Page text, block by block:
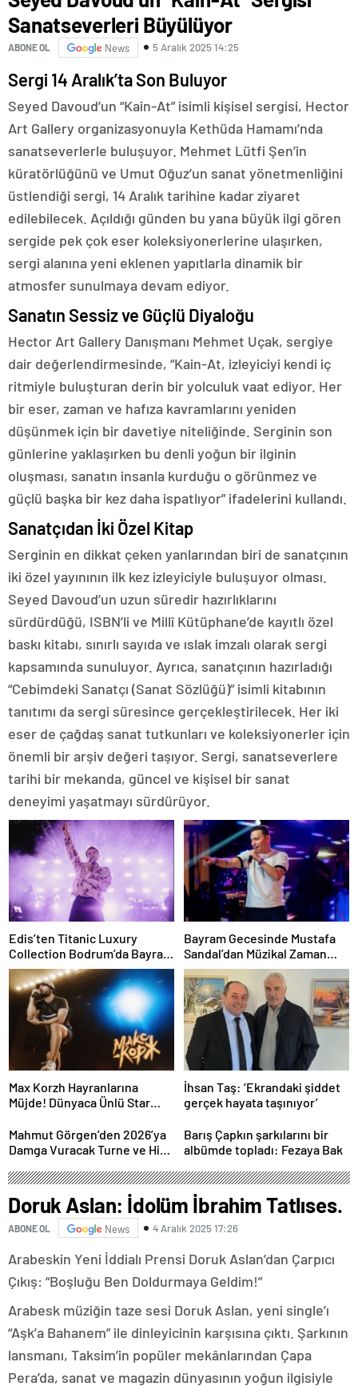
Sanatseverleri Büyülüyor
ABONE OL News 5 Aralık 2025 14:25
Sergi 14 Aralık’ta Son Buluyor
Seyed Davoud’un “Kain-At” isimli kişisel sergisi, Hector
Art Gallery organizasyonuyla Kethüda Hamamı’nda
sanatseverlerle buluşuyor. Mehmet Lütfi Şen’in
küratörlüğünü ve Umut Oğuz’un sanat yönetmenliğini
üstlendiği sergi, 14 Aralık tarihine kadar ziyaret
edilebilecek. Açıldığı günden bu yana büyük ilgi gören
sergide pek çok eser koleksiyonerlerine ulaşırken,
sergi alanına yeni eklenen yapıtlarla dinamik bir
atmosfer sunulmaya devam ediyor.
Sanatın Sessiz ve Güçlü Diyaloğu
Hector Art Gallery Danışmanı Mehmet Uçak, sergiye
dair değerlendirmesinde, “Kain-At, izleyiciyi kendi iç
ritmiyle buluşturan derin bir yolculuk vaat ediyor. Her
bir eser, zaman ve hafıza kavramlarını yeniden
düşünmek için bir davetiye niteliğinde. Serginin son
günlerine yaklaşırken bu denli yoğun bir ilginin
oluşması, sanatın insanla kurduğu o görünmez ve
güçlü başka bir kez daha ispatlıyor” ifadelerini kullandı.
Sanatçıdan İki Özel Kitap
Serginin en dikkat çeken yanlarından biri de sanatçının
iki özel yayınının ilk kez izleyiciyle buluşuyor olması.
Seyed Davoud’un uzun süredir hazırlıklarını
sürdürdüğü, ISBN’li ve Millî Kütüphane’de kayıtlı özel
baskı kitabı, sınırlı sayıda ve ıslak imzalı olarak sergi
kapsamında sunuluyor. Ayrıca, sanatçının hazırladığı
“Cebimdeki Sanatçı (Sanat Sözlüğü)” isimli kitabının
tanıtımı da sergi süresince gerçekleştirilecek. Her iki
eser de çağdaş sanat tutkunları ve koleksiyonerler için
önemli bir arşiv değeri taşıyor. Sergi, sanatseverlere
tarihi bir mekanda, güncel ve kişisel bir sanat
deneyimi yaşatmayı sürdürüyor.
Edis’ten Titanic Luxury
Collection Bodrum’da Bayram
Gecesine Damga Vuran
Performans
Bayram Gecesinde Mustafa
Sandal’dan Müzikal Zaman
Yolculuğu
Max Korzh Hayranlarına
Müjde! Dünyaca Ünlü Star
Performansla Hayranlarıyla
Buluşuyor
İhsan Taş: ‘Ekrandaki şiddet
gerçek hayata taşınıyor’
Mahmut Görgen’den 2026’ya
Damga Vuracak Turne ve Hit
Barış Çapkın şarkılarını bir
albümde topladı: Fezaya Bak
Doruk Aslan: İdolüm İbrahim Tatlıses.
ABONE OL News 4 Aralık 2025 17:26
Arabeskin Yeni İddialı Prensi Doruk Aslan’dan Çarpıcı
Çıkış: “Boşluğu Ben Doldurmaya Geldim!”
Arabesk müziğin taze sesi Doruk Aslan, yeni single’ı
“Aşk’a Bahanem” ile dinleyicinin karşısına çıktı. Şarkının
lansmanı, Taksim’in popüler mekânlarından Çapa
Pera’da, sanat ve magazin dünyasının yoğun ilgisiyle